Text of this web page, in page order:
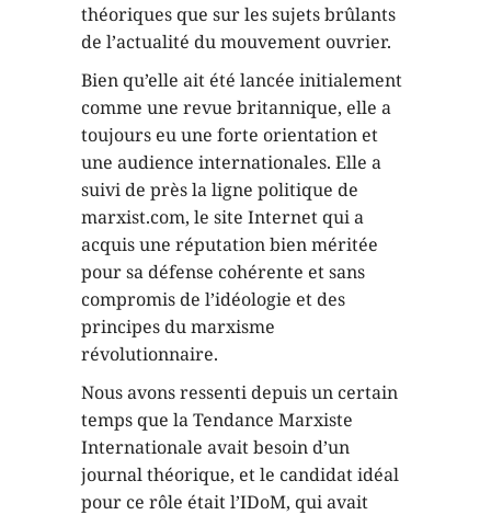
théoriques que sur les sujets brûlants
de l’actualité du mouvement ouvrier.
Bien qu’elle ait été lancée initialement
comme une revue britannique, elle a
toujours eu une forte orientation et
une audience internationales. Elle a
suivi de près la ligne politique de
marxist.com, le site Internet qui a
acquis une réputation bien méritée
pour sa défense cohérente et sans
compromis de l’idéologie et des
principes du marxisme
révolutionnaire.
Nous avons ressenti depuis un certain
temps que la Tendance Marxiste
Internationale avait besoin d’un
journal théorique, et le candidat idéal
pour ce rôle était l’IDoM, qui avait